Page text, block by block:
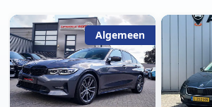
Algemeen